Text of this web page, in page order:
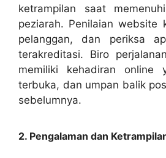
ketrampilan saat
peziarah. Penilaian website
pelanggan, dan periksa
terakreditasi. Biro
memiliki kehadiran online
terbuka, dan umpan balik
sebelumnya.
2. Pengalaman dan